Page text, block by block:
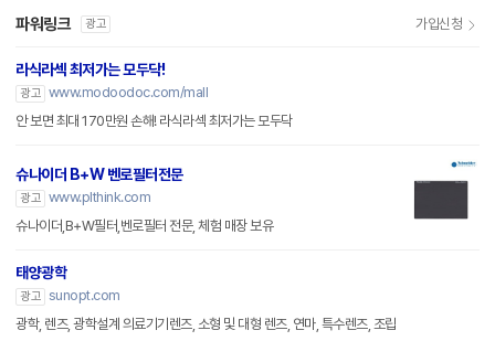
파워링크 광고 가입신청
라식라섹 최저가는 모두닥!
광고 www.modoodoc.com/mall
안 보면 최대 170만원 손해! 라식라섹 최저가는 모두닥
슈나이더 B+W 벤로필터전문
광고 www.plthink.com
슈나이더,B+W필터,벤로필터 전문, 체험 매장 보유
태양광학
광고 sunopt.com
광학, 렌즈, 광학설계 의료기기렌즈, 소형 및 대형 렌즈, 연마, 특수렌즈, 조립